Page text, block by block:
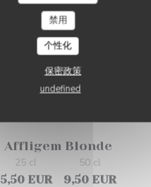
禁用
个性化
保密政策
undefined
BIÈRES
Pression
Affligem Blonde
5,50 EUR
25 cl
9,50 EUR
50 cl